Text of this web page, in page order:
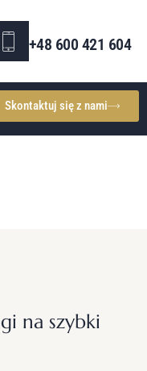
+48 600 421 604
Skontaktuj się z nami
na szybki